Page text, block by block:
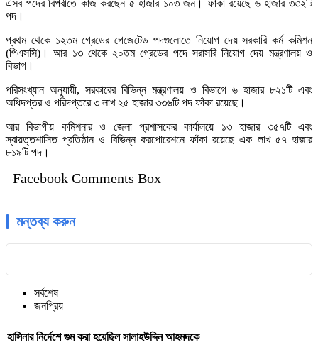
এসব পদের বিপরীতে কাজ করছেন ৫ হাজার ১০৩ জন। ফাঁকা রয়েছে ৬ হাজার ৩৩২টি
পদ।
প্রথম থেকে ১২তম গ্রেডের গেজেটেড পদগুলোতে নিয়োগ দেয় সরকারি কর্ম কমিশন
(পিএসসি)। আর ১৩ থেকে ২০তম গ্রেডের পদে সরাসরি নিয়োগ দেয় মন্ত্রণালয় ও
বিভাগ।
পরিসংখ্যান অনুযায়ী, সরকারের বিভিন্ন মন্ত্রণালয় ও বিভাগে ৬ হাজার ৮২১টি এবং
অধিদপ্তর ও পরিদপ্তরে ৩ লাখ ২৫ হাজার ৩৩৬টি পদ ফাঁকা রয়েছে।
আর বিভাগীয় কমিশনার ও জেলা প্রশাসকের কার্যালয়ে ১৩ হাজার ৩৫৭টি এবং
স্বায়ত্তশাসিত প্রতিষ্ঠান ও বিভিন্ন করপোরেশনে ফাঁকা রয়েছে এক লাখ ৫৭ হাজার
৮১৯টি পদ।
Facebook Comments Box
মন্তব্য করুন
সর্বশেষ
জনপ্রিয়
হাসিনার নির্দেশে গুম করা হয়েছিল সালাহউদ্দিন আহমদকে